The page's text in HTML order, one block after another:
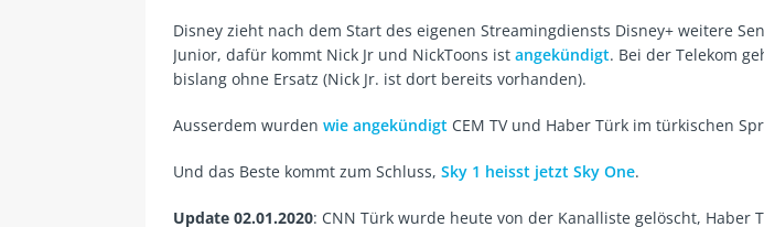
Disney zieht nach dem Start des eigenen Streamingdiensts Disney+ weitere
Junior, dafür kommt Nick Jr und NickToons ist angekündigt. Bei der Telekom
bislang ohne Ersatz (Nick Jr. ist dort bereits vorhanden).
Ausserdem wurden wie angekündigt CEM TV und Haber Türk im türkischen
Und das Beste kommt zum Schluss, Sky 1 heisst jetzt Sky One.
Update 02.01.2020: CNN Türk wurde heute von der Kanalliste gelöscht, Haber